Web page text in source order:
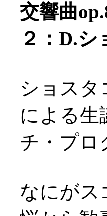
交響曲
２：D.
ショスタ
による生
チ・プロ
なにがス